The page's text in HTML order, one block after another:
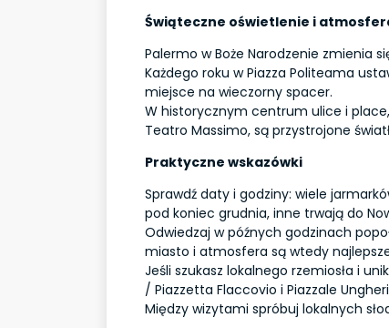
Świąteczne oświetlenie i
Palermo w Boże Narodzenie zmienia
Każdego roku w Piazza Politeama
miejsce na wieczorny spacer.
W historycznym centrum ulice i
Teatro Massimo, są przystrojone
Praktyczne wskazówki
Sprawdź daty i godziny: wiele
pod koniec grudnia, inne trwają do
Odwiedzaj w późnych godzinach
miasto i atmosfera są wtedy
Jeśli szukasz lokalnego rzemiosła i
/ Piazzetta Flaccovio i Piazzale
Między wizytami spróbuj lokalnych